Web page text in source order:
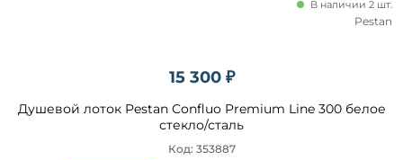
15 300 ₽
Душевой лоток Pestan Confluo Premium Line 300 белое
стекло/сталь
В наличии 2 шт.
Код: 353887
Pestan